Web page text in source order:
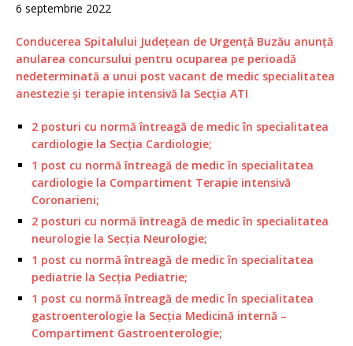
6 septembrie 2022
Conducerea Spitalului Judeţean de Urgenţă Buzău anunță
anularea concursului pentru ocuparea pe perioadă
nedeterminată a unui post vacant de medic specialitatea
anestezie şi terapie intensivă la Secţia ATI
2 posturi cu normă întreagă de medic în specialitatea
cardiologie la Secţia Cardiologie;
1 post cu normă întreagă de medic în specialitatea
cardiologie la Compartiment Terapie intensivă
Coronarieni;
2 posturi cu normă întreagă de medic în specialitatea
neurologie la Secţia Neurologie;
1 post cu normă întreagă de medic în specialitatea
pediatrie la Secţia Pediatrie;
1 post cu normă întreagă de medic în specialitatea
gastroenterologie la Secţia Medicină internă –
Compartiment Gastroenterologie;